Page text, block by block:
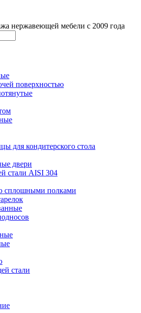
нержавеющей мебели с 2009 года
поверхностью
для кондитерского стола
двери
стали AISI 304
сплошными полками
стали